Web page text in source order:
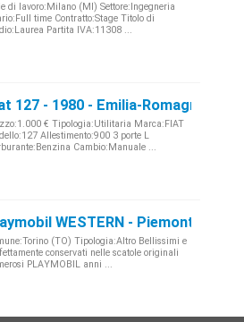
di lavoro:Milano (MI) Settore:Ingegneria
time Contratto:Stage Titolo di
Partita IVA:11308 ...
127 - 1980 - Emilia-Romagna
€ Tipologia:Utilitaria Marca:FIAT
Allestimento:900 3 porte L
Cambio:Manuale ...
WESTERN - Piemonte
(TO) Tipologia:Altro Bellissimi e
conservati nelle scatole originali
PLAYMOBIL anni ...